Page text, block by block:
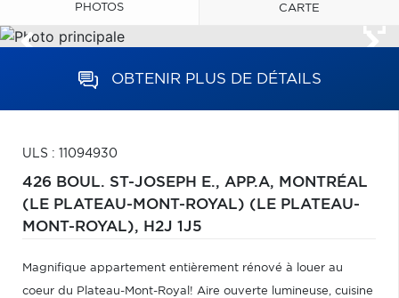
PHOTOS CARTE
OBTENIR PLUS DE DÉTAILS
ULS : 11094930
426 BOUL. ST-JOSEPH E., APP.A, MONTRÉAL
(LE PLATEAU-MONT-ROYAL) (LE PLATEAU-
MONT-ROYAL), H2J 1J5
Magnifique appartement entièrement rénové à louer au
coeur du Plateau-Mont-Royal! Aire ouverte lumineuse, cuisine